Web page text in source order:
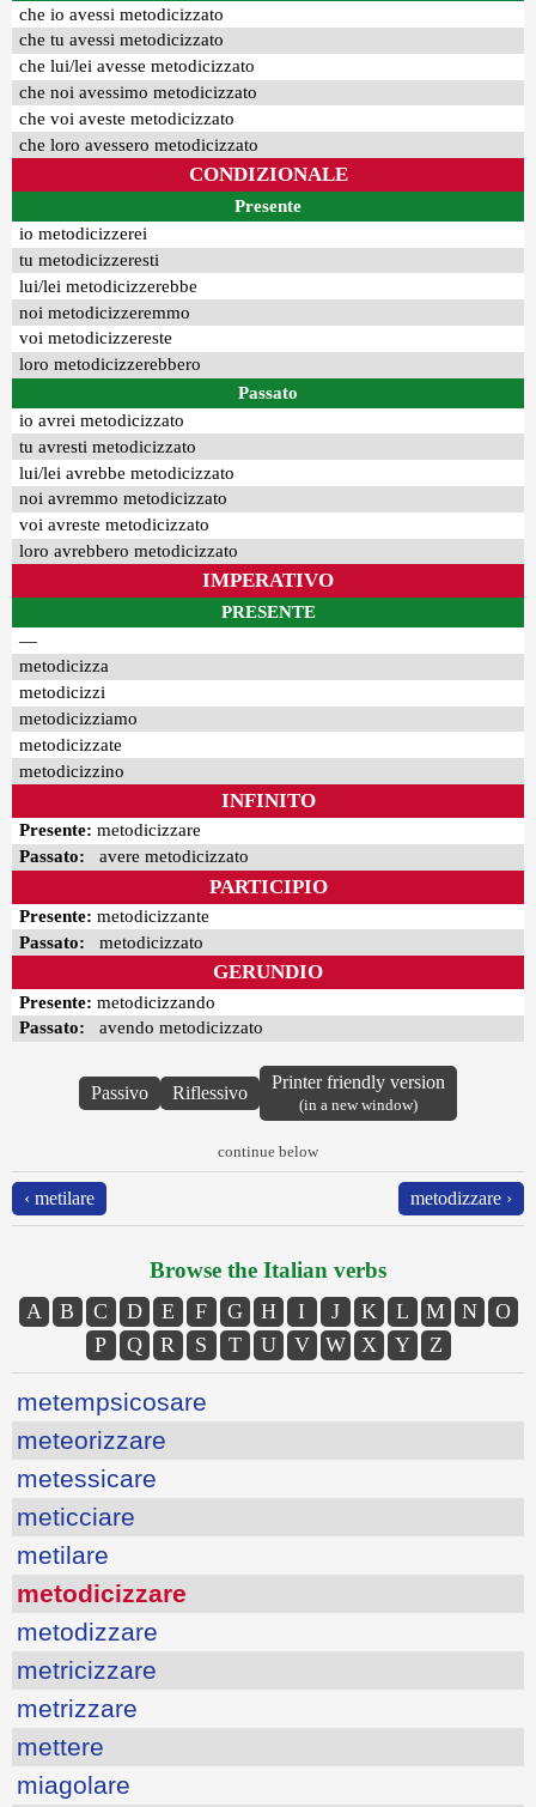
che io avessi metodicizzato
che tu avessi metodicizzato
che lui/lei avesse metodicizzato
che noi avessimo metodicizzato
che voi aveste metodicizzato
che loro avessero metodicizzato
CONDIZIONALE
Presente
io metodicizzerei
tu metodicizzeresti
lui/lei metodicizzerebbe
noi metodicizzeremmo
voi metodicizzereste
loro metodicizzerebbero
Passato
io avrei metodicizzato
tu avresti metodicizzato
lui/lei avrebbe metodicizzato
noi avremmo metodicizzato
voi avreste metodicizzato
loro avrebbero metodicizzato
IMPERATIVO
PRESENTE
—
metodicizza
metodicizzi
metodicizziamo
metodicizzate
metodicizzino
INFINITO
Presente: metodicizzare
Passato: avere metodicizzato
PARTICIPIO
Presente: metodicizzante
Passato: metodicizzato
GERUNDIO
Presente: metodicizzando
Passato: avendo metodicizzato
Passivo Riflessivo
Printer friendly version
(in a new window)
continue below
‹ metilare metodizzare ›
Browse the Italian verbs
A B C D E F G H I J K L M N
O
P
Q R S T U V W X Y Z
metempsicosare
meteorizzare
metessicare
meticciare
metilare
metodicizzare
metodizzare
metricizzare
metrizzare
mettere
miagolare